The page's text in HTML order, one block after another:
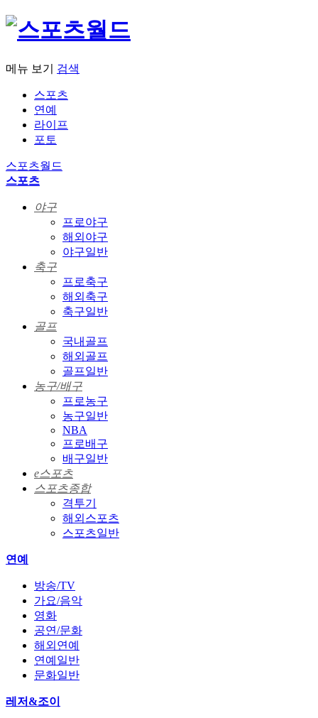
메뉴 보기 검색
스포츠
연예
라이프
포토
스포츠월드
스포츠
야구
프로야구
해외야구
야구일반
축구
프로축구
해외축구
축구일반
골프
국내골프
해외골프
골프일반
농구/배구
프로농구
농구일반
NBA
프로배구
배구일반
e스포츠
스포츠종합
격투기
해외스포츠
스포츠일반
연예
방송/TV
가요/음악
영화
공연/문화
해외연예
연예일반
문화일반
레저&조이